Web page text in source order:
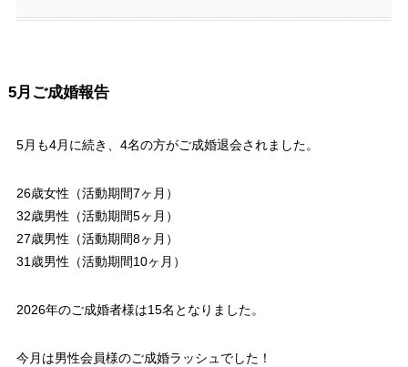
5月ご成婚報告
5月も4月に続き、4名の方がご成婚退会されました。
26歳女性（活動期間7ヶ月）
32歳男性（活動期間5ヶ月）
27歳男性（活動期間8ヶ月）
31歳男性（活動期間10ヶ月）
2026年のご成婚者様は15名となりました。
今月は男性会員様のご成婚ラッシュでした！